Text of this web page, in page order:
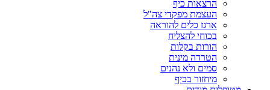
הרצאות כיף
העצמת מפקדי צה"ל
ארגז כלים להוראה
בכוחי להצליח
הורות בקלות
הטרדה מינית
סמים ולא נהנים
מיחזור בכיף